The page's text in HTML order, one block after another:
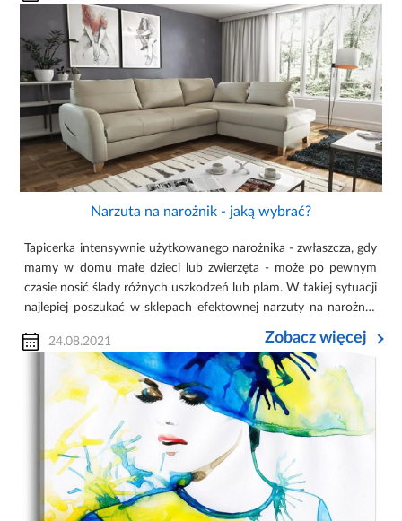
Narzuta na narożnik - jaką wybrać?
Tapicerka intensywnie użytkowanego narożnika - zwłaszcza, gdy
mamy w domu małe dzieci lub zwierzęta - może po pewnym
czasie nosić ślady różnych uszkodzeń lub plam. W takiej sytuacji
najlepiej poszukać w sklepach efektownej narzuty na narożnik,
24.08.2021
Zobacz więcej